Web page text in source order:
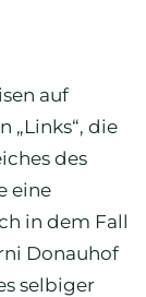
auf
„Links“, die
des
eine
in dem Fall
Donauhof
selbiger